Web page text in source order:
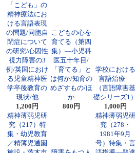
「こども」の
精神療法にお
ける言語表現
の問題/同胞自
閉症について
の研究/心因性
視力障害の3
例/英国におけ
る児童精神医
学卒後教育の
現状/他
1,200円
こどもの心を
育てる（第四
集）―小児科
医五十年目/
「育てる」と
は何か/知育の
めざすもの/ほ
か
800円
学校における
言語治療
（言語障害基
礎シリーズ1）
1,000円
精神薄弱児研
究（217）特
集・幼児教育
／精薄児通園
精神薄弱児研
究（278・
1981年9月
号）特集・言